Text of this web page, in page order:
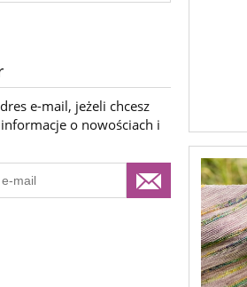
e-mail, jeżeli chcesz
o nowościach i